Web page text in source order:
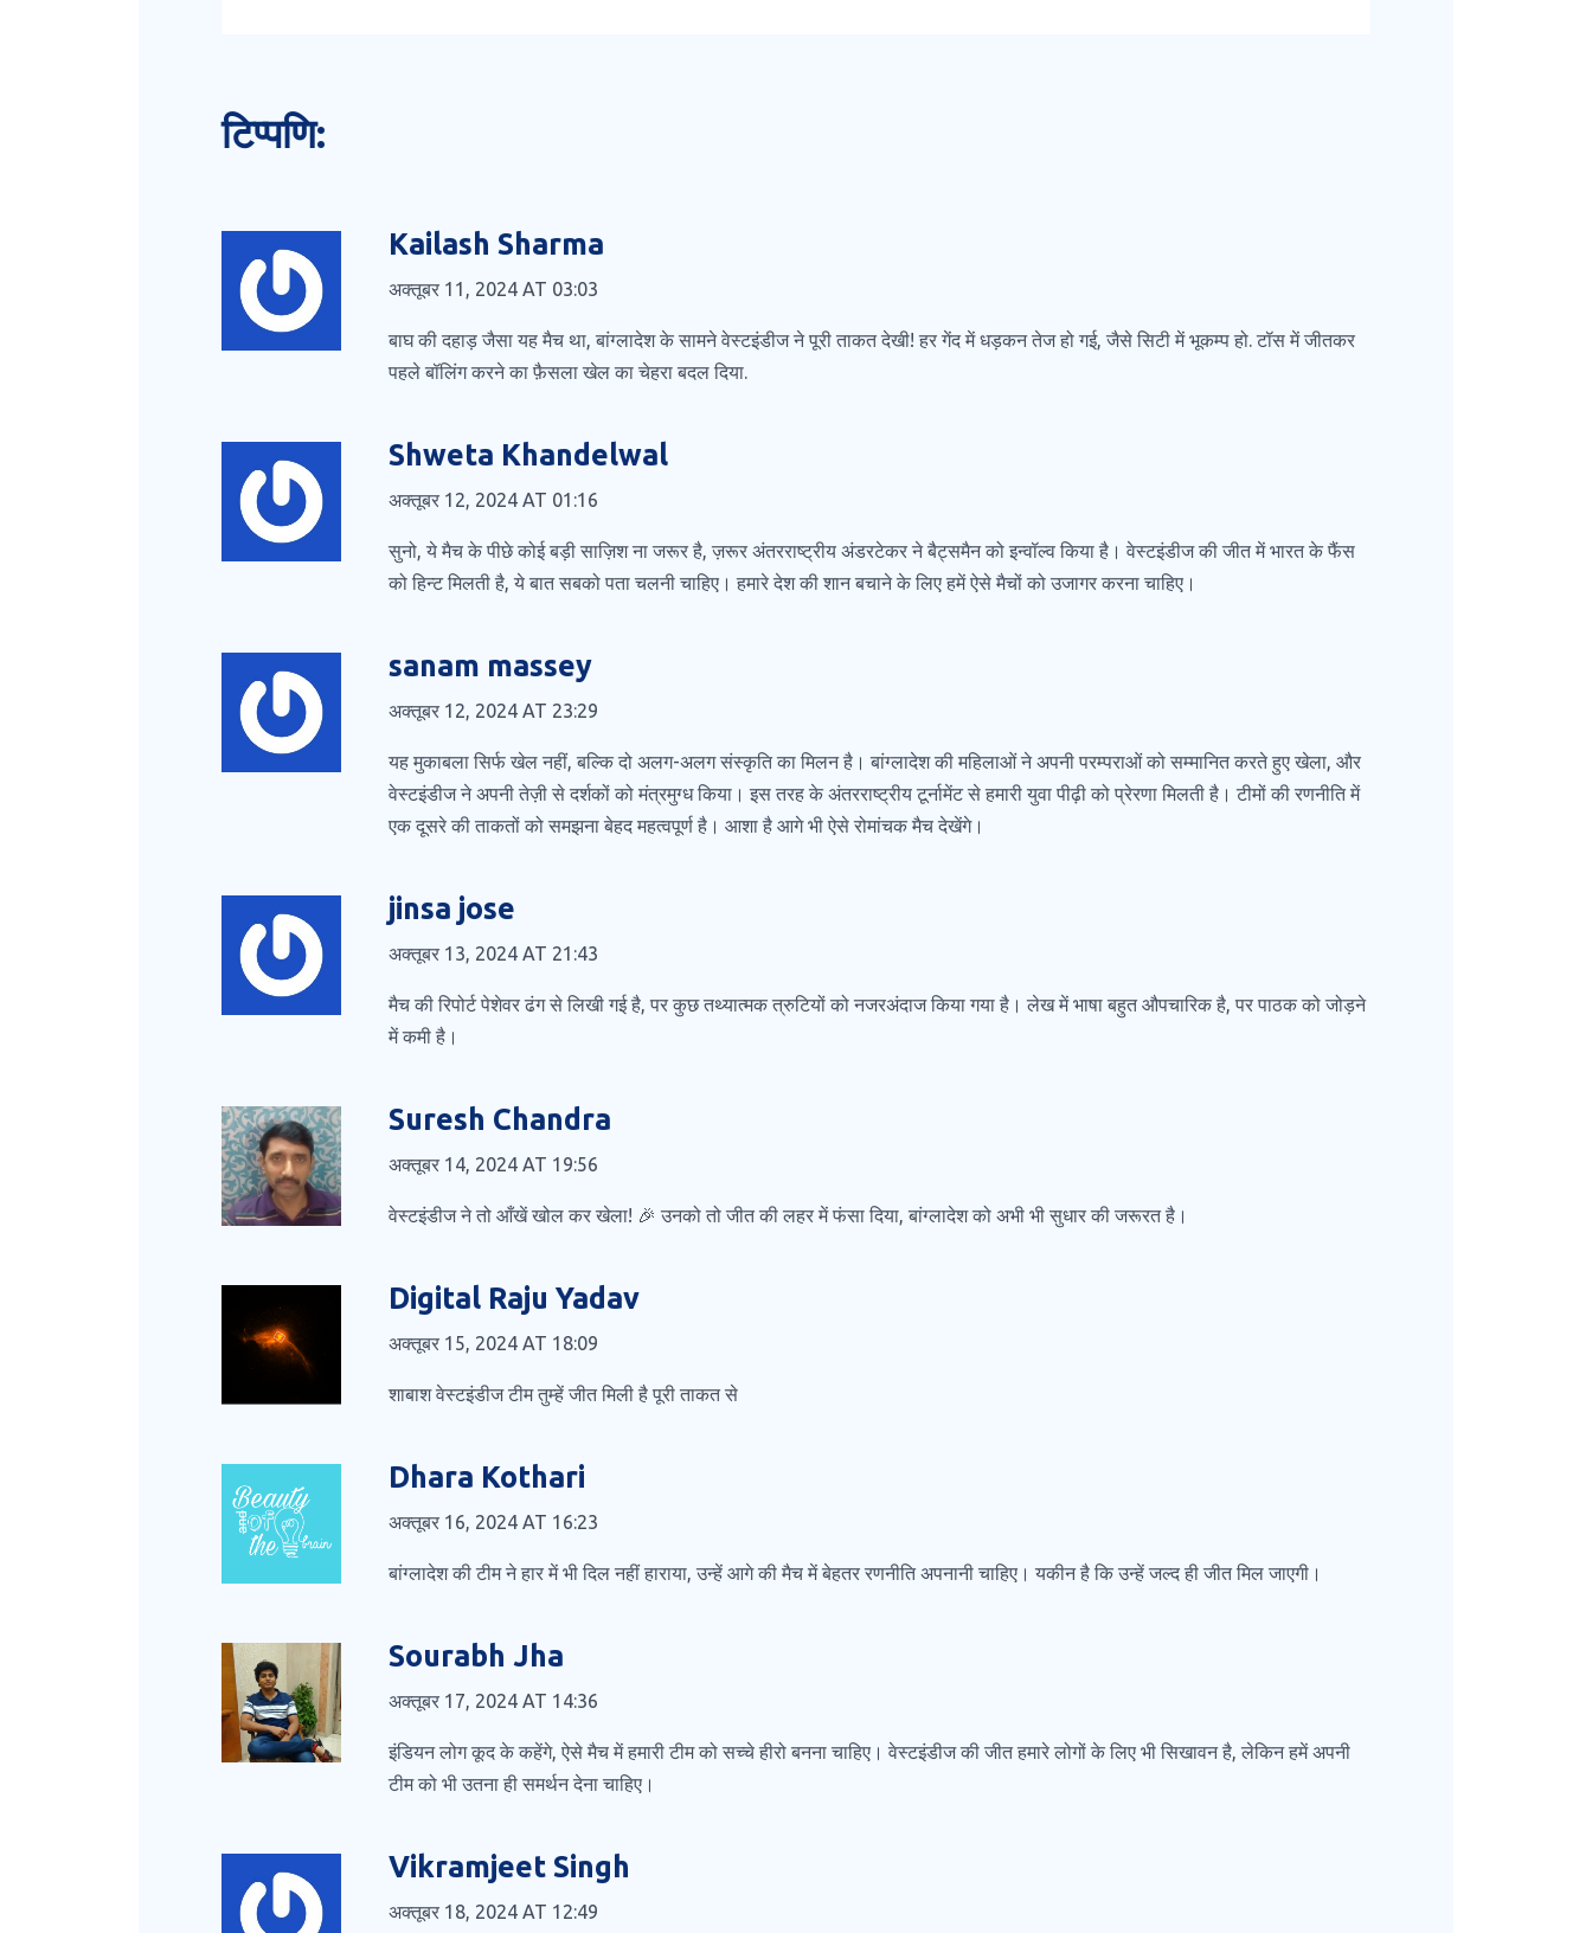
टिप्पणि:
Kailash Sharma
अक्तूबर 11, 2024 AT 03:03
बाघ की दहाड़ जैसा यह मैच था, बांग्लादेश के सामने वेस्टइंडीज ने पूरी ताकत देखी! हर गेंद में धड़कन तेज हो गई, जैसे सिटी में भूकम्प हो. टॉस में जीतकर
पहले बॉलिंग करने का फ़ैसला खेल का चेहरा बदल दिया.
Shweta Khandelwal
अक्तूबर 12, 2024 AT 01:16
सुनो, ये मैच के पीछे कोई बड़ी साज़िश ना जरूर है, ज़रूर अंतरराष्ट्रीय अंडरटेकर ने बैट्समैन को इन्वॉल्व किया है। वेस्टइंडीज की जीत में भारत के फैंस
को हिन्ट मिलती है, ये बात सबको पता चलनी चाहिए। हमारे देश की शान बचाने के लिए हमें ऐसे मैचों को उजागर करना चाहिए।
sanam massey
अक्तूबर 12, 2024 AT 23:29
यह मुकाबला सिर्फ खेल नहीं, बल्कि दो अलग-अलग संस्कृति का मिलन है। बांग्लादेश की महिलाओं ने अपनी परम्पराओं को सम्मानित करते हुए खेला, और
वेस्टइंडीज ने अपनी तेज़ी से दर्शकों को मंत्रमुग्ध किया। इस तरह के अंतरराष्ट्रीय टूर्नामेंट से हमारी युवा पीढ़ी को प्रेरणा मिलती है। टीमों की रणनीति में
एक दूसरे की ताकतों को समझना बेहद महत्वपूर्ण है। आशा है आगे भी ऐसे रोमांचक मैच देखेंगे।
jinsa jose
अक्तूबर 13, 2024 AT 21:43
मैच की रिपोर्ट पेशेवर ढंग से लिखी गई है, पर कुछ तथ्यात्मक त्रुटियों को नजरअंदाज किया गया है। लेख में भाषा बहुत औपचारिक है, पर पाठक को जोड़ने
में कमी है।
Suresh Chandra
अक्तूबर 14, 2024 AT 19:56
वेस्टइंडीज ने तो आँखें खोल कर खेला! 🎉 उनको तो जीत की लहर में फंसा दिया, बांग्लादेश को अभी भी सुधार की जरूरत है।
Digital Raju Yadav
अक्तूबर 15, 2024 AT 18:09
शाबाश वेस्टइंडीज टीम तुम्हें जीत मिली है पूरी ताकत से
Dhara Kothari
अक्तूबर 16, 2024 AT 16:23
बांग्लादेश की टीम ने हार में भी दिल नहीं हाराया, उन्हें आगे की मैच में बेहतर रणनीति अपनानी चाहिए। यकीन है कि उन्हें जल्द ही जीत मिल जाएगी।
Sourabh Jha
अक्तूबर 17, 2024 AT 14:36
इंडियन लोग कूद के कहेंगे, ऐसे मैच में हमारी टीम को सच्चे हीरो बनना चाहिए। वेस्टइंडीज की जीत हमारे लोगों के लिए भी सिखावन है, लेकिन हमें अपनी
टीम को भी उतना ही समर्थन देना चाहिए।
Vikramjeet Singh
अक्तूबर 18, 2024 AT 12:49